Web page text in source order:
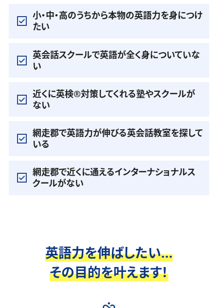
小・中・高のうちから本物の英語力を身につけ
たい
英会話スクールで英語が全く身についていな
い
近くに英検®️対策してくれる塾やスクールが
ない
網走郡で英語力が伸びる英会話教室を探して
いる
網走郡で近くに通えるインターナショナルス
クールがない
英語力を伸ばしたい...
その目的を叶えます！